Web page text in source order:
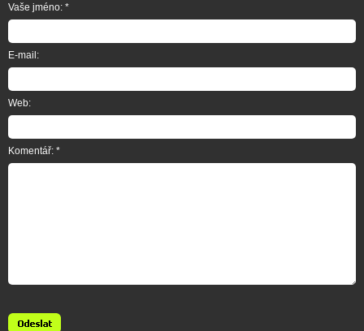
Vaše jméno: *
E-mail:
Web:
Komentář: *